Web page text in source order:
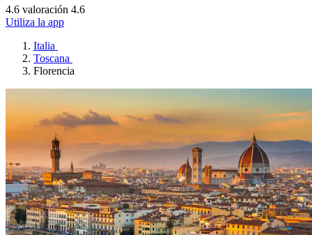
4.6 valoración 4.6
Utiliza la app
Italia
Toscana
Florencia